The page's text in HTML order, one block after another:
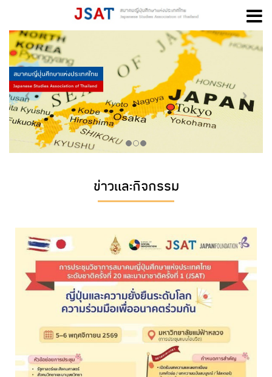
Skip
content
ข่าวและกิจกรรม